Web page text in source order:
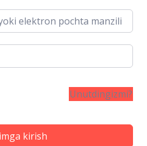
Unutdingizmi?
kirish